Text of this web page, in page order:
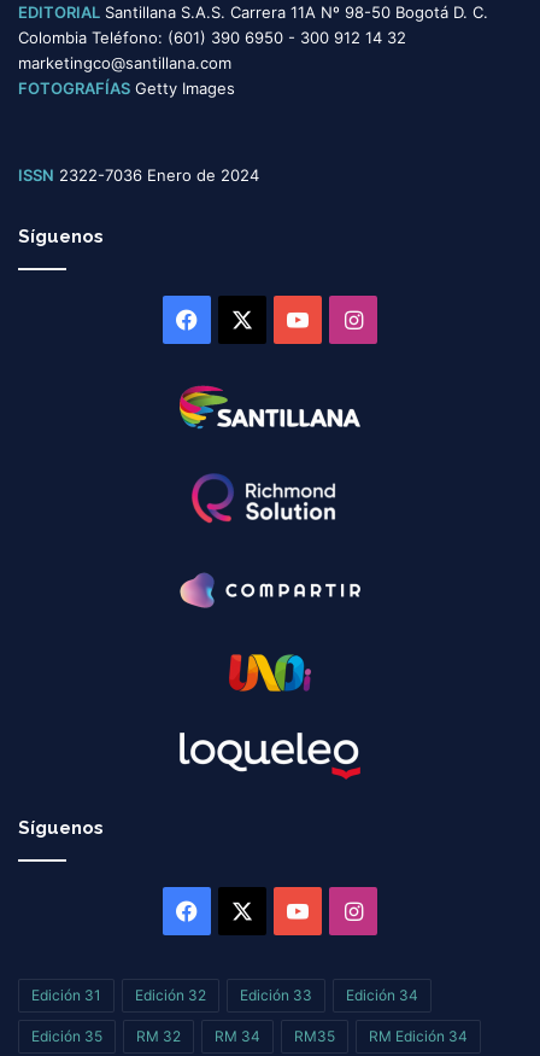
EDITORIAL Santillana S.A.S. Carrera 11A Nº 98-50 Bogotá D. C.
Colombia Teléfono: (601) 390 6950 - 300 912 14 32
marketingco@santillana.com
FOTOGRAFÍAS Getty Images
ISSN 2322-7036 Enero de 2024
Síguenos
Facebook YouTubeInstagram
Síguenos
Facebook YouTubeInstagram
Edición 31 Edición 32 Edición 33 Edición 34
Edición 35 RM 32 RM 34 RM35 RM Edición 34